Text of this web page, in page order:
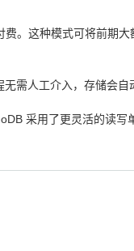
。这种模式可将前期
需人工介入，存储会自
采用了更灵活的读写